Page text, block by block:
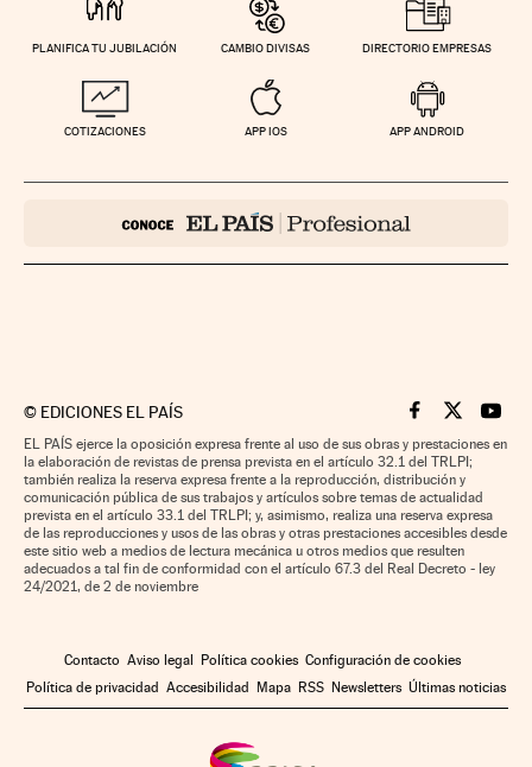
PLANIFICA TU JUBILACIÓN CAMBIO DIVISAS DIRECTORIO EMPRESAS
COTIZACIONES APP IOS APP ANDROID
© EDICIONES EL PAÍS Cinco Días en
Cinco Días
Cinco
EL PAÍS ejerce la oposición expresa frente al uso de sus obras y prestaciones en
la elaboración de revistas de prensa prevista en el artículo 32.1 del TRLPI;
también realiza la reserva expresa frente a la reproducción, distribución y
comunicación pública de sus trabajos y artículos sobre temas de actualidad
prevista en el artículo 33.1 del TRLPI; y, asimismo, realiza una reserva expresa
de las reproducciones y usos de las obras y otras prestaciones accesibles desde
este sitio web a medios de lectura mecánica u otros medios que resulten
adecuados a tal fin de conformidad con el artículo 67.3 del Real Decreto - ley
24/2021, de 2 de noviembre
Contacto Aviso legal Política cookies Configuración de cookies
Política de privacidad Accesibilidad Mapa RSS Newsletters Últimas noticias